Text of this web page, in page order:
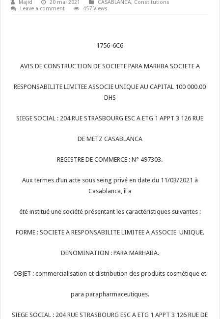
Majid 20 mai 2021 CASABLANCA, Constitutions
Leave a comment
457 Views
1756-6C6
AVIS DE CONSTRUCTION DE SOCIETE PARA MARHBA SOCIETE A
RESPONSABILITE LIMITEE ASSOCIE UNIQUE AU CAPITAL 100 000.00
DHS
SIEGE SOCIAL : 204 RUE STRASBOURG ESC A ETG 1 APPT 3 126 RUE
DE METZ CASABLANCA
REGISTRE DE COMMERCE : N° 497303.
Aux termes d’un acte sous seing privé en date du 11/03/2021 à
Casablanca, il a
été institué une société présentant les caractéristiques suivantes :
FORME : SOCIETE A RESPONSABILITE LIMITEE A ASSOCIE UNIQUE.
DENOMINATION : PARA MARHABA.
OBJET : commercialisation et distribution des produits cosmétique et
para parapharmaceutiques.
SIEGE SOCIAL : 204 RUE STRASBOURG ESC A ETG 1 APPT 3 126 RUE DE